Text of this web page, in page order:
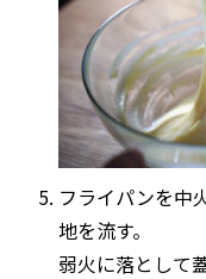
フライパンを中
地を流す。
弱火に落として